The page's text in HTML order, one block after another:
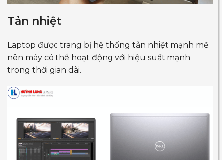
Tản nhiệt
Laptop được trang bị hệ thống tản nhiệt mạnh mẽ
nên máy có thể hoạt động với hiệu suất mạnh
trong thời gian dài.